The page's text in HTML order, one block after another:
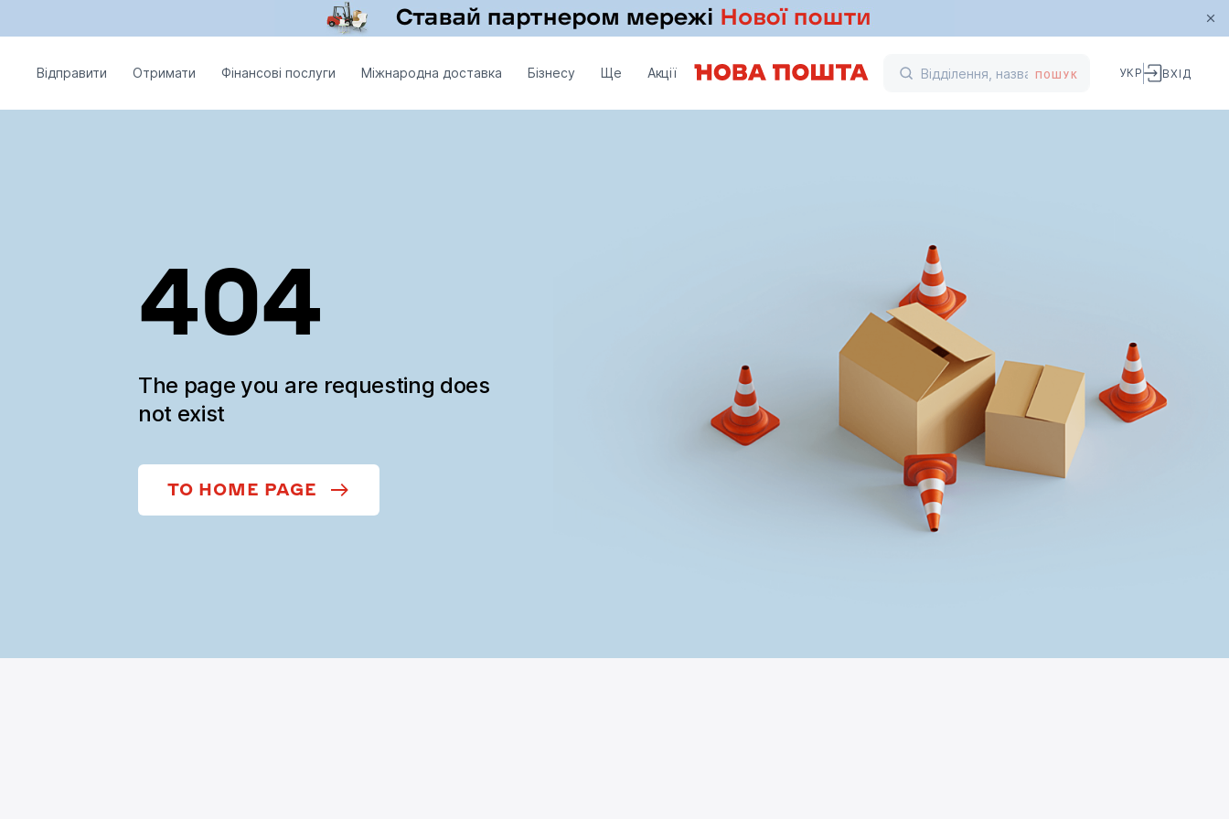
Відправити Отримати Фінансові послуги Міжнародна доставка Бізнесу Ще Акції ПОШУК УКР ВХІД
404
The page you are requesting does
not exist
TO HOME PAGE